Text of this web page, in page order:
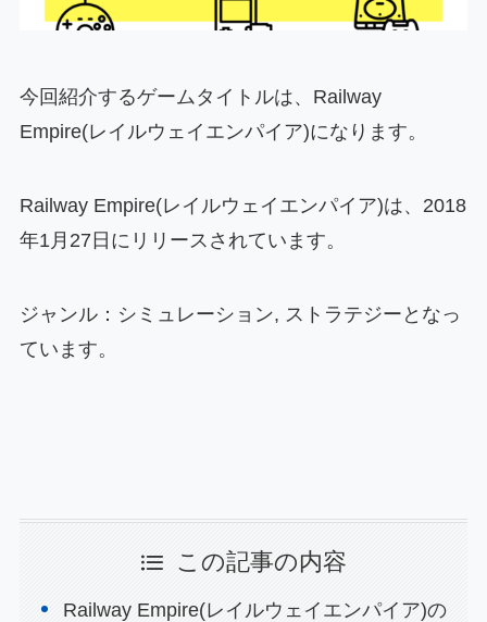
今回紹介するゲームタイトルは、Railway
Empire(レイルウェイエンパイア)になります。
Railway Empire(レイルウェイエンパイア)は、2018
年1月27日にリリースされています。
ジャンル：シミュレーション, ストラテジーとなっ
ています。
この記事の内容
Railway Empire(レイルウェイエンパイア)の